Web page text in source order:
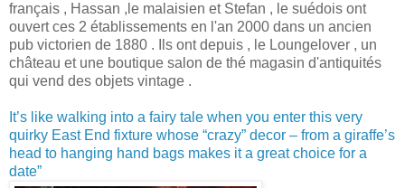
français , Hassan ,le malaisien et Stefan , le suédois ont
ouvert ces 2 établissements en l'an 2000 dans un ancien
pub victorien de 1880 . Ils ont depuis , le Loungelover , un
château et une boutique salon de thé magasin d'antiquités
qui vend des objets vintage .
It’s like walking into a fairy tale when you enter this very
quirky East End fixture whose “crazy” decor – from a giraffe’s
head to hanging hand bags makes it a great choice for a
date”